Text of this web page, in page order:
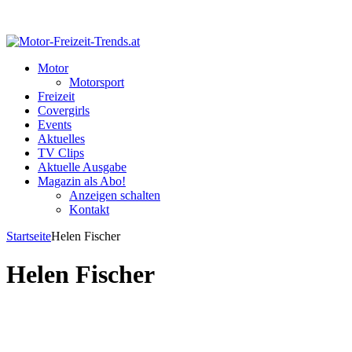
Motor
Motorsport
Freizeit
Covergirls
Events
Aktuelles
TV Clips
Aktuelle Ausgabe
Magazin als Abo!
Anzeigen schalten
Kontakt
StartseiteHelen Fischer
Helen Fischer